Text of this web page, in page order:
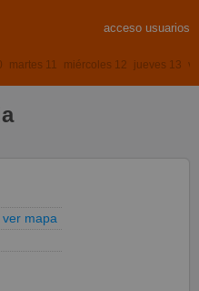
acceso usuarios
martes 11 miércoles 12 jueves 13
ver mapa